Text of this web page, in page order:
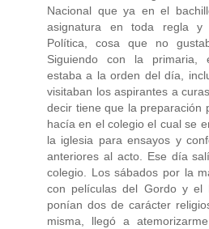
Nacional que ya en el
asignatura en toda regla y
Política, cosa que no
Siguiendo con la primaria,
estaba a la orden del día,
visitaban los aspirantes a
decir tiene que la preparación
hacía en el colegio el cual se
la iglesia para ensayos y
anteriores al acto. Ese día
colegio. Los sábados por la
con películas del Gordo y el
ponían dos de carácter
misma, llegó a